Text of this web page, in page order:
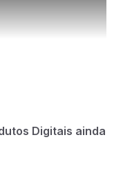
Digitais ainda